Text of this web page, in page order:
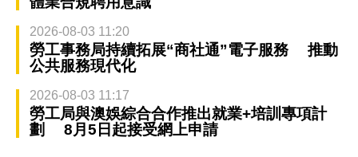
2026-08-03 11:20
勞工事務局持續拓展“商社通”電子服務 推動
公共服務現代化
2026-08-03 11:17
勞工局與澳娛綜合合作推出就業+培訓專項計
劃 8月5日起接受網上申請